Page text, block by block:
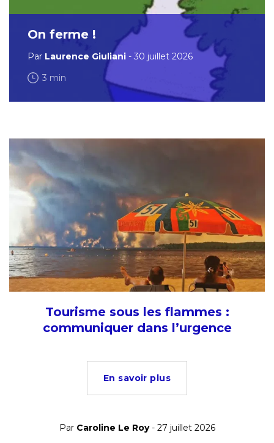
On ferme !
Par Laurence Giuliani - 30 juillet 2026
3 min
Tourisme sous les flammes :
communiquer dans l’urgence
En savoir plus
Par Caroline Le Roy- 27 juillet 2026